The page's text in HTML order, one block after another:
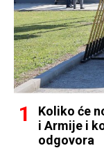
Koliko će
i Armije i
odgovora